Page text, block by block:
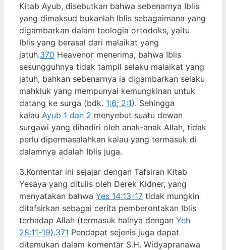
Kitab Ayub, disebutkan bahwa sebenarnya Iblis
yang dimaksud bukanlah Iblis sebagaimana yang
digambarkan dalam teologia ortodoks, yaitu
Iblis yang berasal dari malaikat yang
jatuh.370 Heavenor menerima, bahwa Iblis
sesungguhnya tidak tampil selaku malaikat yang
jatuh, bahkan sebenarnya ia digambarkan selaku
mahkluk yang mempunyai kemungkinan untuk
datang ke surga (bdk. 1:6; 2:1). Sehingga
kalau Ayub 1 dan 2 menyebut suatu dewan
surgawi yang dihadiri oleh anak-anak Allah, tidak
perlu dipermasalahkan kalau yang termasuk di
dalamnya adalah Iblis juga.
3.Komentar ini sejajar dengan Tafsiran Kitab
Yesaya yang ditulis oleh Derek Kidner, yang
menyatakan bahwa Yes 14:13-17 tidak mungkin
ditafsirkan sebagai cerita pemberontakan Iblis
terhadap Allah (termasuk halnya dengan Yeh
28:11-19).371 Pendapat sejenis juga dapat
ditemukan dalam komentar S.H. Widyapranawa